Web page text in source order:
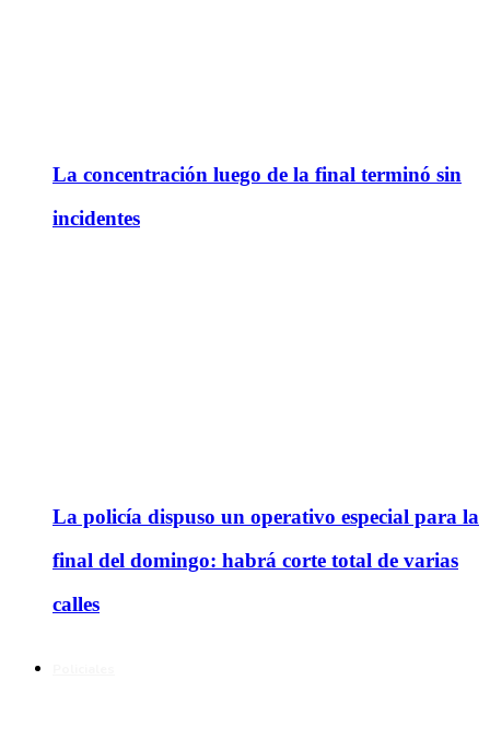
La concentración luego de la final terminó sin
incidentes
La policía dispuso un operativo especial para la
final del domingo: habrá corte total de varias
calles